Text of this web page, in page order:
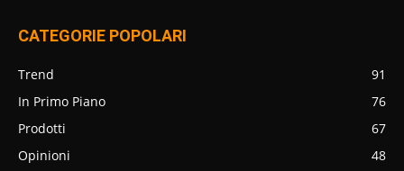
CATEGORIE POPOLARI
Trend
91
In Primo Piano
76
Prodotti
67
Opinioni
48